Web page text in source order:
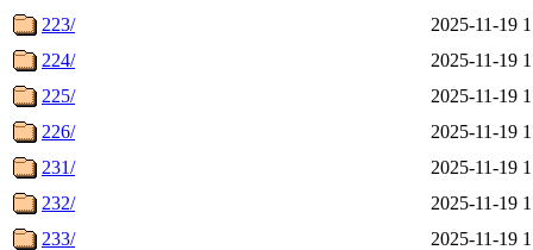
223/
2025-11-19
224/
2025-11-19
225/
2025-11-19
226/
2025-11-19
231/
2025-11-19
232/
2025-11-19
233/
2025-11-19